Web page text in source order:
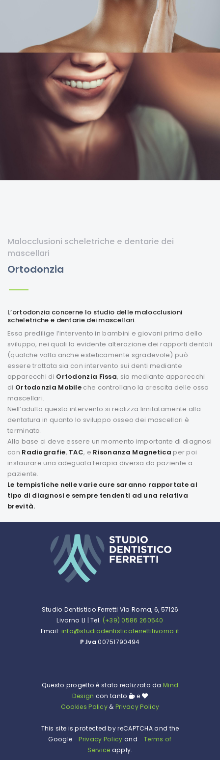
Malocclusioni scheletriche e dentarie dei
mascellari
Ortodonzia
L’ortodonzia concerne lo studio delle malocclusioni
scheletriche e dentarie dei mascellari.
Essa predilige l’intervento in bambini e giovani prima dello
sviluppo, nei quali la evidente alterazione dei rapporti dentali
(qualche volta anche esteticamente sgradevole) può
essere trattata sia con intervento sui denti mediante
apparecchi di Ortodonzia Fissa, sia mediante apparecchi
di Ortodonzia Mobile che controllano la crescita delle ossa
mascellari.
Nell’adulto questo intervento si realizza limitatamente alla
dentatura in quanto lo sviluppo osseo dei mascellari è
terminato.
Alla base ci deve essere un momento importante di diagnosi
con Radiografie, TAC, e Risonanza Magnetica per poi
instaurare una adeguata terapia diversa da paziente a
paziente.
Le tempistiche nelle varie cure saranno rapportate al
tipo di diagnosi e sempre tendenti ad una relativa
brevità.
Studio Dentistico Ferretti Via Roma, 6, 57126
Livorno LI | Tel. (+39) 0586 260540
Email: info@studiodentisticoferrettilivorno.it
P.Iva 00751790494
Questo progetto è stato realizzato da Mind
Design con tanto
e
Cookies Policy& Privacy Policy
This site is protected by reCAPTCHA and the
GooglePrivacy Policy andTerms of
Service apply.